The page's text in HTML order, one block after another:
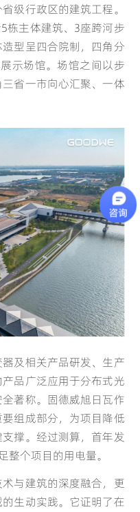
级行政区的建筑工程。
栋主体建筑、3座跨河步
型呈四合院制，四角分
示场馆。场馆之间以步
省一市向心汇聚、一体
及相关产品研发、生产
品广泛应用于分布式光
著称。固德威旭日瓦作
要组成部分，为项目降低
撑。经过测算，首年发
整个项目的用电量。
与建筑的深度融合，更
生动实践。它证明了在